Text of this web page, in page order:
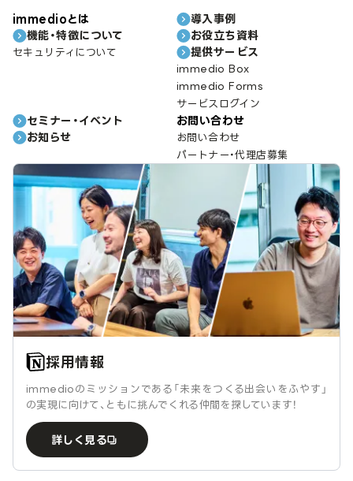
immedioとは
機能・特徴について
セキュリティについて
導入事例
お役立ち資料
提供サービス
immedio Box
immedio Forms
サービスログイン
セミナー・イベント
お知らせ
お問い合わせ
お問い合わせ
パートナー・代理店募集
採用情報
immedioのミッションである「未来をつくる出会いをふやす」
の実現に向けて、ともに挑んでくれる仲間を探しています！
詳しく見る